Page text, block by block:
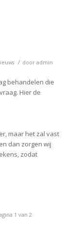
/ door admin
behandelen die
Hier de
maar het zal vast
dan zorgen wij
zodat
1 van 2